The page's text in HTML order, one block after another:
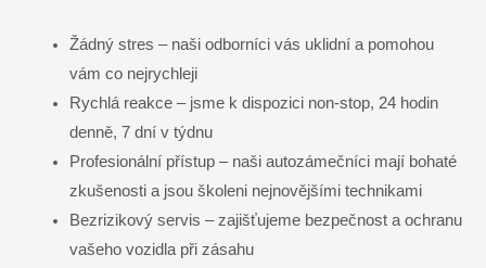
Žádný stres – naši odborníci vás uklidní a pomohou
vám co nejrychleji
Rychlá reakce – jsme k dispozici non-stop, 24 hodin
denně, 7 dní v týdnu
Profesionální přístup – naši autozámečníci mají bohaté
zkušenosti a jsou školeni nejnovějšími technikami
Bezrizikový servis – zajišťujeme bezpečnost a ochranu
vašeho vozidla při zásahu